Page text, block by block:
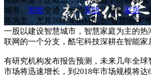
城市、 智能交通、智能安防、智能家居、
等为主，尤其2008年IBM提出“智慧地球”
一股以建设智慧城市，智慧家庭为主的热
联网的一个分支，酷宅科技深耕在智能家
有研究机构发布报告预测，未来几年全球
市场将迅速增长，到2018年市场规模将达